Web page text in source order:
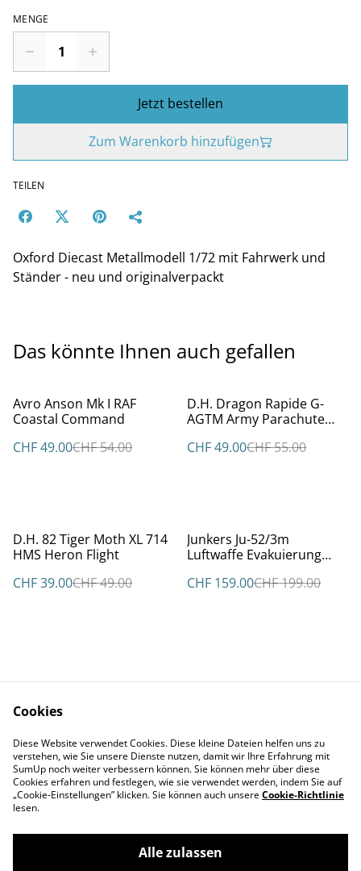
MENGE
Jetzt bestellen
Zum Warenkorb hinzufügen
TEILEN
Oxford Diecast Metallmodell 1/72 mit Fahrwerk und
Ständer - neu und originalverpackt
Das könnte Ihnen auch gefallen
%
Avro Anson Mk I RAF
Coastal Command
CHF 49.00CHF 54.00
%
D.H. Dragon Rapide G-
AGTM Army Parachute
CHF 49.00CHF 55.00
%
D.H. 82 Tiger Moth XL 714
HMS Heron Flight
CHF 39.00CHF 49.00
%
Junkers Ju-52/3m
Luftwaffe Evakuierung
CHF 159.00CHF 199.00
Datenschutz
Cookie Policy
Impressum
Cookies
Diese Website verwendet Cookies. Diese kleine Dateien helfen uns zu
verstehen, wie Sie unsere Dienste nutzen, damit wir Ihre Erfahrung mit
SumUp noch weiter verbessern können. Sie können mehr über diese
Cookies erfahren und festlegen, wie sie verwendet werden, indem Sie auf
„Cookie-Einstellungen” klicken. Sie können auch unsereCookie-Richtlinie
lesen.
Alle zulassen